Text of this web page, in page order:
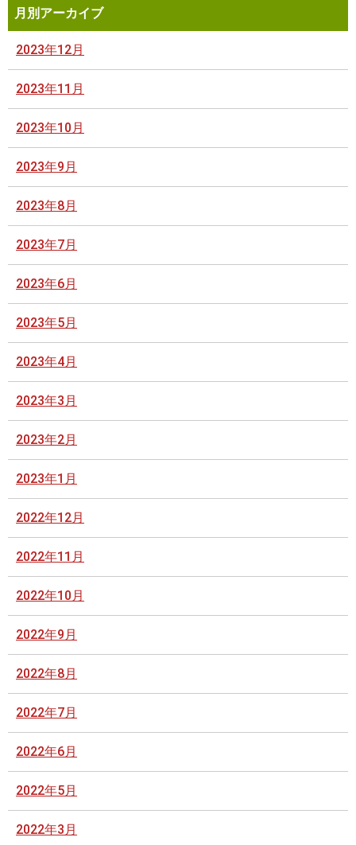
月別アーカイブ
2023年12月
2023年11月
2023年10月
2023年9月
2023年8月
2023年7月
2023年6月
2023年5月
2023年4月
2023年3月
2023年2月
2023年1月
2022年12月
2022年11月
2022年10月
2022年9月
2022年8月
2022年7月
2022年6月
2022年5月
2022年3月